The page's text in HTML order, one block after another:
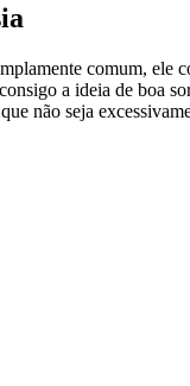
comum, ele
a ideia de boa
não seja